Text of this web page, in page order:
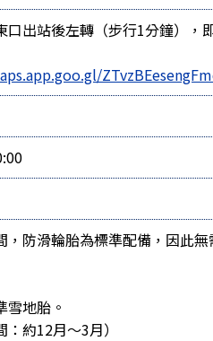
口出站後左轉（步行1分鐘），
，防滑輪胎為標準配備，因此
雪地胎。
：約12月～3月）